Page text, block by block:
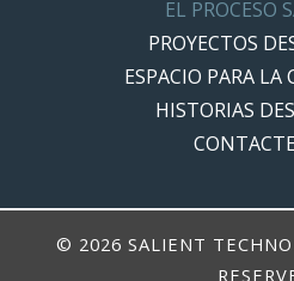
EL PROCESO
PROYECTOS
ESPACIO PARA LA
HISTORIAS
© 2026 SALIENT